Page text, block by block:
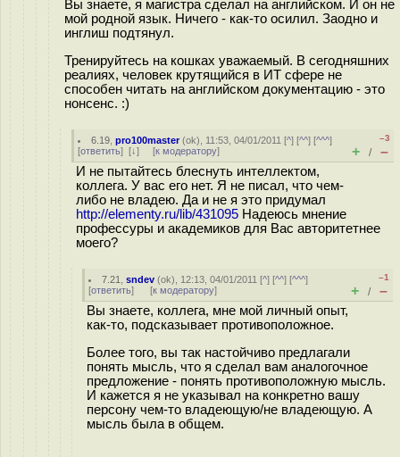
Вы знаете, я магистра сделал на английском. И он не
мой родной язык. Ничего - как-то осилил. Заодно и
инглиш подтянул.
Тренируйтесь на кошках уважаемый. В сегодняшних
реалиях, человек крутящийся в ИТ сфере не
способен читать на английском документацию - это
нонсенс. :)
6.19 ,pro100master(ok), 11:53, 04/01/2011 [^] [^^] [^^^]
[ответить] [↓] [к модератору]
–3
+ / –
И не пытайтесь блеснуть интеллектом,
коллега. У вас его нет. Я не писал, что чем-
либо не владею. Да и не я это придумал
http://elementy.ru/lib/431095 Надеюсь мнение
профессуры и академиков для Вас авторитетнее
моего?
7.21 ,sndev (ok), 12:13, 04/01/2011 [^] [^^] [^^^]
[ответить] [к модератору]
–1
+ / –
Вы знаете, коллега, мне мой личный опыт,
как-то, подсказывает противоположное.
Более того, вы так настойчиво предлагали
понять мысль, что я сделал вам аналогочное
предложение - понять противоположную мысль.
И кажется я не указывал на конкретно вашу
персону чем-то владеющую/не владеющую. А
мысль была в общем.